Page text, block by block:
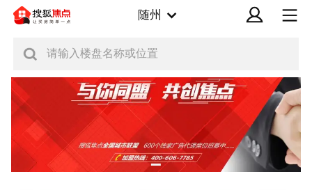
随州
请输入楼盘名称或位置